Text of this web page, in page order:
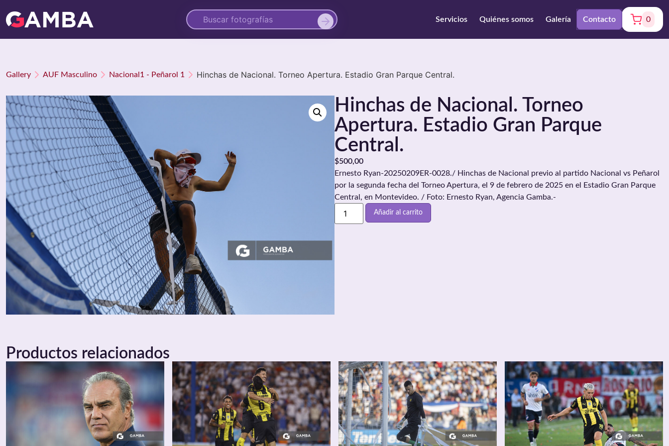
Servicios Quiénes somos Galería Contacto 0
Gallery AUF Masculino Nacional1 - Peñarol 1 Hinchas de Nacional. Torneo Apertura. Estadio Gran Parque Central.
Hinchas de Nacional. Torneo
Apertura. Estadio Gran Parque
Central.
$500,00
Ernesto Ryan-20250209ER-0028./ Hinchas de Nacional previo al partido Nacional vs Peñarol
por la segunda fecha del Torneo Apertura, el 9 de febrero de 2025 en el Estadio Gran Parque
Central, en Montevideo. / Foto: Ernesto Ryan, Agencia Gamba.-
Añadir al carrito
Productos relacionados